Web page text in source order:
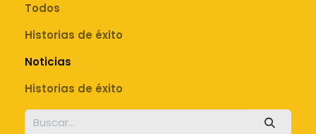
Todos
Historias de éxito
Noticias
Historias de éxito